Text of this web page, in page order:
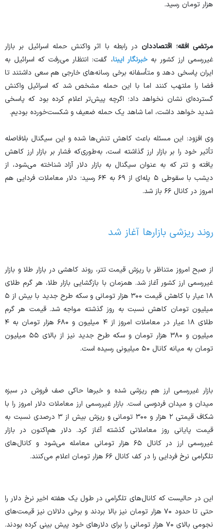
هزار تومان رسید.
مرتضی افقه؛ اقتصاددان در رابطه با اثر واکنش حمله اسرائیل بر بازار
غیررسمی ارز کشور بهخبرنگار ایبنا، گفت: انتظار می‌رفت که اسرائیل به
ایران پاسخی دهد و متأسفانه برخی رسانه‌های خارجی هم سعی داشتند تا
فضا را ملتهب کنند اما با این حمله مشخص شد که اسرائیل واکنش
گسترده‌ای نشان نخواهد داد؛ اگرچه پیش‌تر اعلام کرده بود که پاسخی
شدید خواهد داشت، اما شاهد یک حمله ضعیف و شکست‌خورده بودیم.
وی افزود: این مسئله باعث کاهش تنش‌ها شده و این سیگنال بلافاصله
تأثیر خود را بر بازار ارز گذاشته است، به‌طوری‌که فشار بر بازار ارز کاهش
یافته و تتر که به عنوان سیگنال به بازار دلار آزاد شناخته می‌‍شود، از
دیشب با سقوطی ۵ پله‌ای از ۶۹ به ۶۴ رسید؛ دلار معاملات فردایی هم
امروز در کانال ۶۶ باز شد.
روند ریزشی بازار‌ها آغاز شد
از صبح امروز متناظر با ریزش قیمت تتر، روند کاهشی در بازار طلا و بازار
غیررسمی ارز کشور آغاز شد. همزمان با بازگشایی بازار طلا، هر گرم طلای
۱۸ عیار با کاهش قیمت ۳۰۰ هزار تومانی و سکه طرح جدید با بیش از ۵
میلیون تومان کاهش نسبت به روز گذشته مواجه شد. قیمت هر گرم
طلای ۱۸ عیار در معاملات امروز از ۴ میلیون و ۶۸۰ هزار تومان به ۴
میلیون و ۳۸۰ هزار تومان و سکه طرح جدید نیز از بالای ۵۵ میلیون
تومان به میانه کانال ۵۰ میلیونی رسیده است.
بازار غیررسمی ارز هم ریزشی شده و خبر‌ها حاکی صف فروش در سبزه
میدان و میدان فردوسی است. بازار غیررسمی ارز معاملات دلار امروز را با
شکاف قیمتی ۲ هزار و ۳۰۰ تومانی و ریزش بیش از ۳ درصدی نسبت به
قیمت پایانی روز معاملاتی گذشته آغاز کرد. دلار هم‌اکنون در بازار
غیررسمی ارز در کانال ۶۵ هزار تومانی معامله می‌شود و کانال‌های
تلگرامی نرخ فردایی را در کف کانال ۶۶ هزار تومان اعلام می‌کنند.
این در حالیست که کانال‌های تلگرامی در طول یک هفته اخیر نرخ دلار را
حتی تا حدود ۷۰ هزار تومان نیز بالا بردند و برخی دلالان نیز قیمت‌های
نجومی بالای ۷۰ هزار تومانی را برای دلار‌های خود پیش بینی کرده بودند.